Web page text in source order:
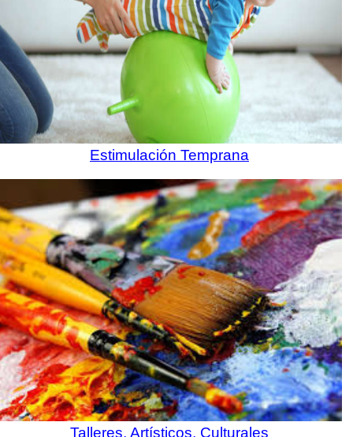
Estimulación Temprana
Talleres, Artísticos, Culturales